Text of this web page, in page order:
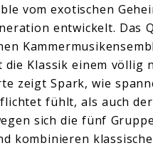
vom exotischen
entwickelt. Das
Klassik einem völlig
zeigt Spark, wie
fühlt, als auch
sich die fünf
kombinieren